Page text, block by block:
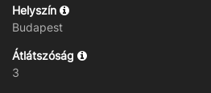
Helyszín
Budapest
Átlátszóság
3